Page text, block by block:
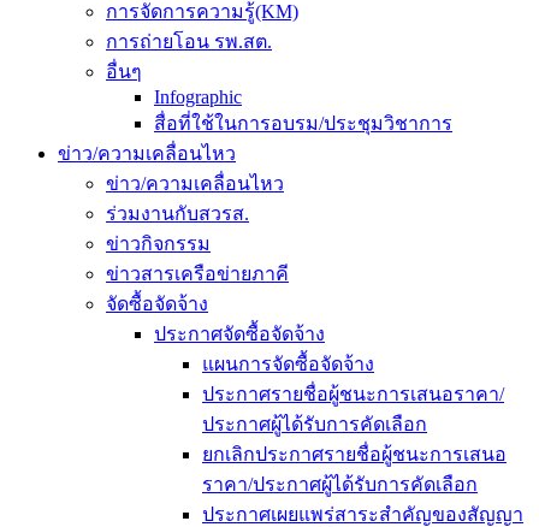
การจัดการความรู้(KM)
การถ่ายโอน รพ.สต.
อื่นๆ
Infographic
สื่อที่ใช้ในการอบรม/ประชุมวิชาการ
ข่าว/ความเคลื่อนไหว
ข่าว/ความเคลื่อนไหว
ร่วมงานกับสวรส.
ข่าวกิจกรรม
ข่าวสารเครือข่ายภาคี
จัดซื้อจัดจ้าง
ประกาศจัดซื้อจัดจ้าง
แผนการจัดซื้อจัดจ้าง
ประกาศรายชื่อผู้ชนะการเสนอราคา/
ประกาศผู้ได้รับการคัดเลือก
ยกเลิกประกาศรายชื่อผู้ชนะการเสนอ
ราคา/ประกาศผู้ได้รับการคัดเลือก
ประกาศเผยแพร่สาระสำคัญของสัญญา